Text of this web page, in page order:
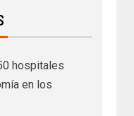
hospitales
en los